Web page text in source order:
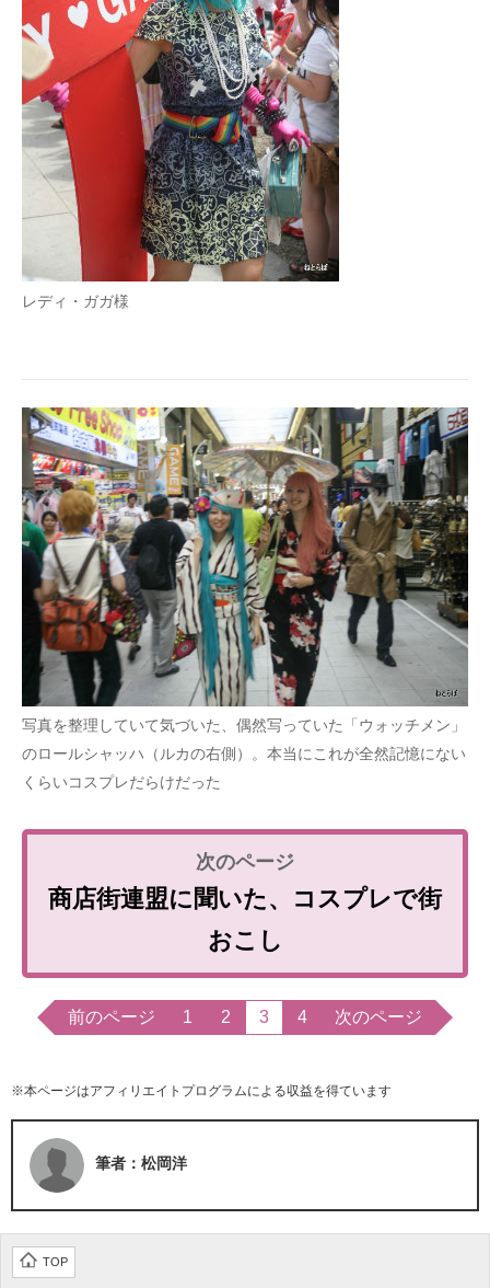
レディ・ガガ様
写真を整理していて気づいた、偶然写っていた「ウォッチメン」
のロールシャッハ（ルカの右側）。本当にこれが全然記憶にない
くらいコスプレだらけだった
商店街連盟に聞いた、コスプレで街
おこし
前のページ 1 2 3 4 次のページ
※本ページはアフィリエイトプログラムによる収益を得ています
筆者：松岡洋
TOP